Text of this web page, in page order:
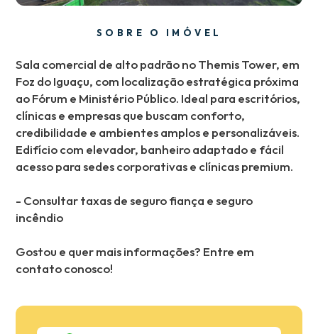
SOBRE O IMÓVEL
Sala comercial de alto padrão no Themis Tower, em
Foz do Iguaçu, com localização estratégica próxima
ao Fórum e Ministério Público. Ideal para escritórios,
clínicas e empresas que buscam conforto,
credibilidade e ambientes amplos e personalizáveis.
Edifício com elevador, banheiro adaptado e fácil
acesso para sedes corporativas e clínicas premium.
- Consultar taxas de seguro fiança e seguro
incêndio
Gostou e quer mais informações? Entre em
contato conosco!